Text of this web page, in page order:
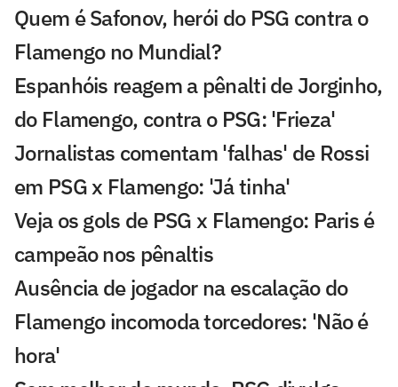
Quem é Safonov, herói do PSG contra o
Flamengo no Mundial?
Espanhóis reagem a pênalti de Jorginho,
do Flamengo, contra o PSG: 'Frieza'
Jornalistas comentam 'falhas' de Rossi
em PSG x Flamengo: 'Já tinha'
Veja os gols de PSG x Flamengo: Paris é
campeão nos pênaltis
Ausência de jogador na escalação do
Flamengo incomoda torcedores: 'Não é
hora'